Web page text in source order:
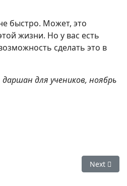
быстро. Может, это
жизни. Но у вас есть
сделать это в
для учеников, ноябрь
Next
Next